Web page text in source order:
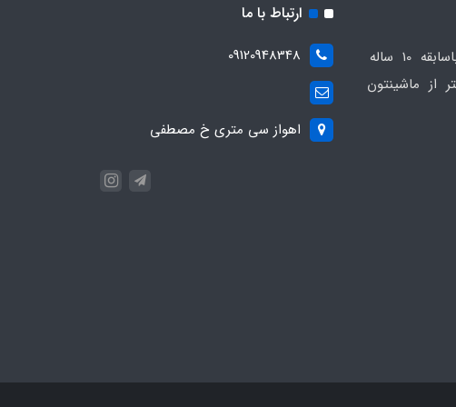
مجموعه مهدی اسپرت باسابقه 10 ساله
از ماشینتون
ارتباط با ما
09120948348
اهواز سی متری خ مصطفی